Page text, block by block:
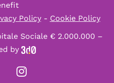
Policy- Cookie Policy
Sociale € 2.000.000 –
by